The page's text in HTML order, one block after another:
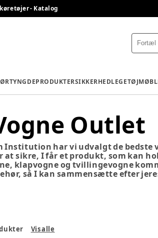
- Katalog
TYNGDEPRODUKTERSIKKERHEDLEGETØJ
Outlet
Institution har vi udvalgt de bedste
sikre, I får et produkt, som kan
klapvogne og tvillingevogne
så I kan sammensætte efter
Vis alle